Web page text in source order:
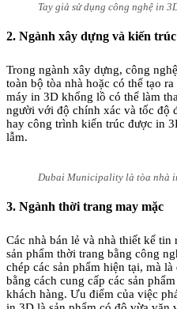
Tay giả sử dụng công nghệ in
2. Ngành xây dựng và kiến trúc
Trong ngành xây dựng, công
toàn bộ tòa nhà hoặc có thể tạo
máy in 3D khổng lồ có thể làm
người với độ chính xác và tốc độ
hay công trình kiến trúc được in
lẫm.
Dubai Municipality là tòa nhà
3. Ngành thời trang may mặc
Các nhà bán lẻ và nhà thiết kế
sản phẩm thời trang bằng công
chép các sản phẩm hiện tại, mà
bằng cách cung cấp các sản
khách hàng. Ưu điểm của việc